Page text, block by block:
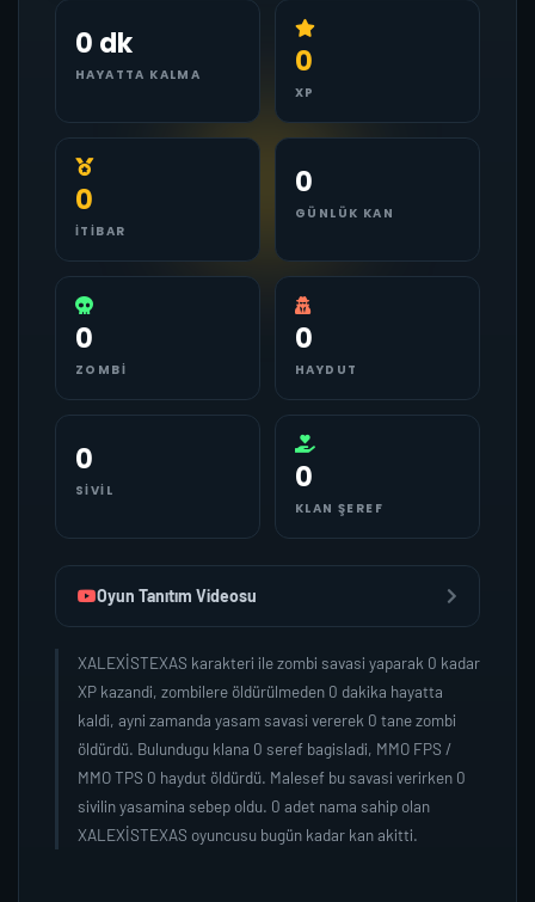
0 dk
HAYATTA KALMA 0
XP
0
İTIBAR
0
GÜNLÜK KAN
0
ZOMBI
0
HAYDUT
0
SIVIL 0
KLAN ŞEREF
Oyun Tanıtım Videosu
XALEXİSTEXAS karakteri ile zombi savasi yaparak 0 kadar
XP kazandi, zombilere öldürülmeden 0 dakika hayatta
kaldi, ayni zamanda yasam savasi vererek 0 tane zombi
öldürdü. Bulundugu klana 0 seref bagisladi, MMO FPS /
MMO TPS 0 haydut öldürdü. Malesef bu savasi verirken 0
sivilin yasamina sebep oldu. 0 adet nama sahip olan
XALEXİSTEXAS oyuncusu bugün kadar kan akitti.